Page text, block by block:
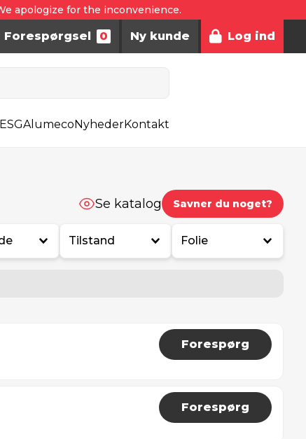
apologize for the inconvenience.
Forespørgsel 0 Ny kunde Log ind
AlumecoNyhederKontakt
Se katalog Savner du noget?
Tilstand Folie
Forespørg
Forespørg